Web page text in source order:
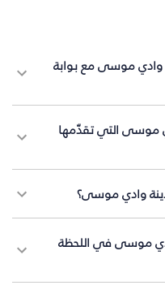
وادي موسى مع بوابة
موسى التي تقدّمها
وادي موسى؟
موسى في اللحظة